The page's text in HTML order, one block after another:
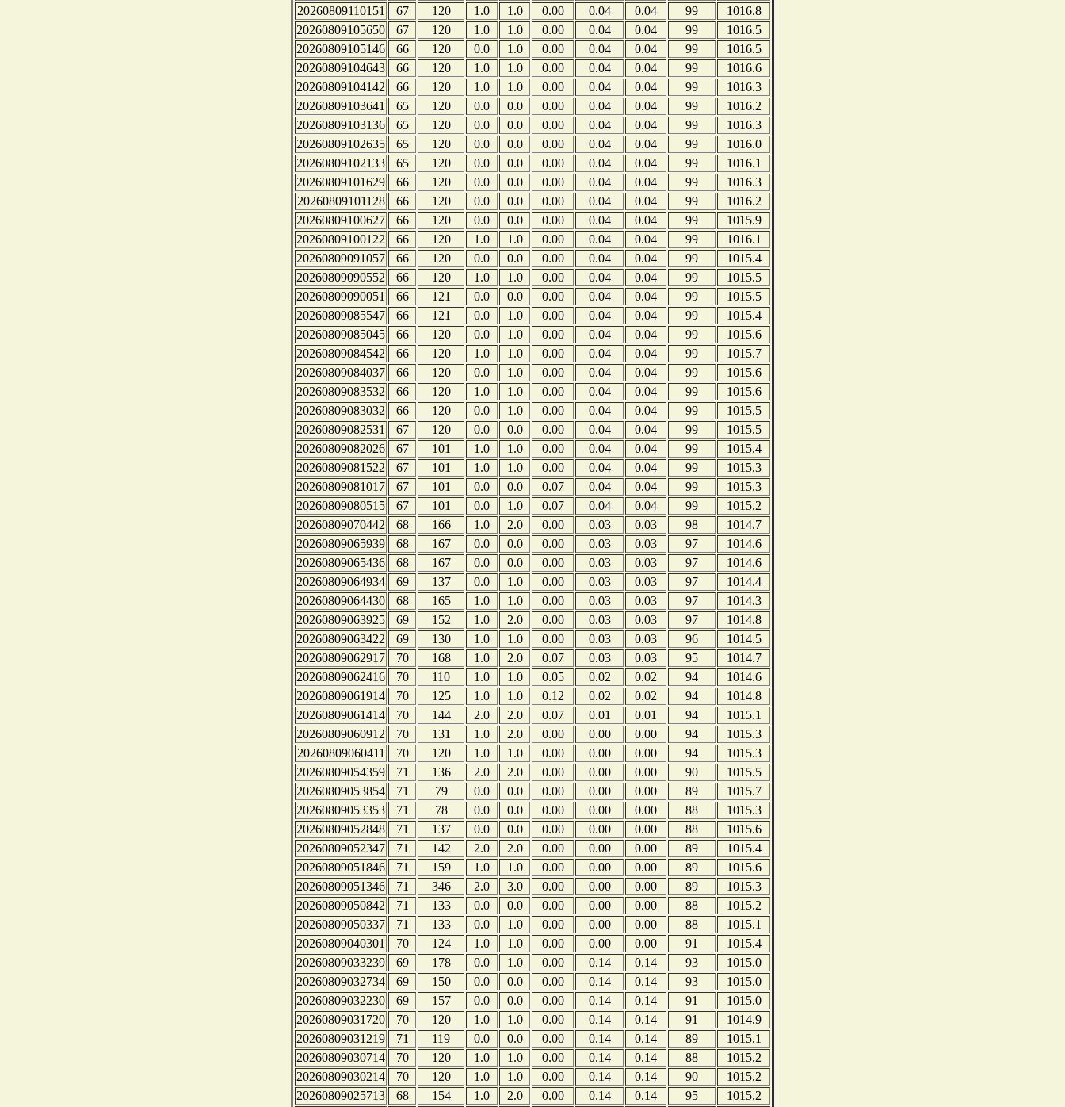
20260809110151
67 120 1.0 1.0 0.00 0.04 0.04 99
1016.8
20260809105650
67 120 1.0 1.0 0.00 0.04 0.04 99
1016.5
20260809105146
66 120 0.0 1.0 0.00 0.04 0.04 99
1016.5
20260809104643
66 120 1.0 1.0 0.00 0.04 0.04 99
1016.6
20260809104142
66 120 1.0 1.0 0.00 0.04 0.04 99
1016.3
20260809103641
65 120 0.0 0.0 0.00 0.04 0.04 99
1016.2
20260809103136
65 120 0.0 0.0 0.00 0.04 0.04 99
1016.3
20260809102635
65 120 0.0 0.0 0.00 0.04 0.04 99
1016.0
20260809102133
65 120 0.0 0.0 0.00 0.04 0.04 99
1016.1
20260809101629
66 120 0.0 0.0 0.00 0.04 0.04 99
1016.3
20260809101128
66 120 0.0 0.0 0.00 0.04 0.04 99
1016.2
20260809100627
66 120 0.0 0.0 0.00 0.04 0.04 99
1015.9
20260809100122
66 120 1.0 1.0 0.00 0.04 0.04 99
1016.1
20260809091057
66 120 0.0 0.0 0.00 0.04 0.04 99
1015.4
20260809090552
66 120 1.0 1.0 0.00 0.04 0.04 99
1015.5
20260809090051
66 121 0.0 0.0 0.00 0.04 0.04 99
1015.5
20260809085547
66 121 0.0 1.0 0.00 0.04 0.04 99
1015.4
20260809085045
66 120 0.0 1.0 0.00 0.04 0.04 99
1015.6
20260809084542
66 120 1.0 1.0 0.00 0.04 0.04 99
1015.7
20260809084037
66 120 0.0 1.0 0.00 0.04 0.04 99
1015.6
20260809083532
66 120 1.0 1.0 0.00 0.04 0.04 99
1015.6
20260809083032
66 120 0.0 1.0 0.00 0.04 0.04 99
1015.5
20260809082531
67 120 0.0 0.0 0.00 0.04 0.04 99
1015.5
20260809082026
67 101 1.0 1.0 0.00 0.04 0.04 99
1015.4
20260809081522
67 101 1.0 1.0 0.00 0.04 0.04 99
1015.3
20260809081017
67 101 0.0 0.0 0.07 0.04 0.04 99
1015.3
20260809080515
67 101 0.0 1.0 0.07 0.04 0.04 99
1015.2
20260809070442
68 166 1.0 2.0 0.00 0.03 0.03 98
1014.7
20260809065939
68 167 0.0 0.0 0.00 0.03 0.03 97
1014.6
20260809065436
68 167 0.0 0.0 0.00 0.03 0.03 97
1014.6
20260809064934
69 137 0.0 1.0 0.00 0.03 0.03 97
1014.4
20260809064430
68 165 1.0 1.0 0.00 0.03 0.03 97
1014.3
20260809063925
69 152 1.0 2.0 0.00 0.03 0.03 97
1014.8
20260809063422
69 130 1.0 1.0 0.00 0.03 0.03 96
1014.5
20260809062917
70 168 1.0 2.0 0.07 0.03 0.03 95
1014.7
20260809062416
70 110 1.0 1.0 0.05 0.02 0.02 94
1014.6
20260809061914
70 125 1.0 1.0 0.12 0.02 0.02 94
1014.8
20260809061414
70 144 2.0 2.0 0.07 0.01 0.01 94
1015.1
20260809060912
70 131 1.0 2.0 0.00 0.00 0.00 94
1015.3
20260809060411
70 120 1.0 1.0 0.00 0.00 0.00 94
1015.3
20260809054359
71 136 2.0 2.0 0.00 0.00 0.00 90
1015.5
20260809053854
71 79 0.0 0.0 0.00 0.00 0.00 89
1015.7
20260809053353
71 78 0.0 0.0 0.00 0.00 0.00 88
1015.3
20260809052848
71 137 0.0 0.0 0.00 0.00 0.00 88
1015.6
20260809052347
71 142 2.0 2.0 0.00 0.00 0.00 89
1015.4
20260809051846
71 159 1.0 1.0 0.00 0.00 0.00 89
1015.6
20260809051346
71 346 2.0 3.0 0.00 0.00 0.00 89
1015.3
20260809050842
71 133 0.0 0.0 0.00 0.00 0.00 88
1015.2
20260809050337
71 133 0.0 1.0 0.00 0.00 0.00 88
1015.1
20260809040301
70 124 1.0 1.0 0.00 0.00 0.00 91
1015.4
20260809033239
69 178 0.0 1.0 0.00 0.14 0.14 93
1015.0
20260809032734
69 150 0.0 0.0 0.00 0.14 0.14 93
1015.0
20260809032230
69 157 0.0 0.0 0.00 0.14 0.14 91
1015.0
20260809031720
70 120 1.0 1.0 0.00 0.14 0.14 91
1014.9
20260809031219
71 119 0.0 0.0 0.00 0.14 0.14 89
1015.1
20260809030714
70 120 1.0 1.0 0.00 0.14 0.14 88
1015.2
20260809030214
70 120 1.0 1.0 0.00 0.14 0.14 90
1015.2
20260809025713
68 154 1.0 2.0 0.00 0.14 0.14 95
1015.2